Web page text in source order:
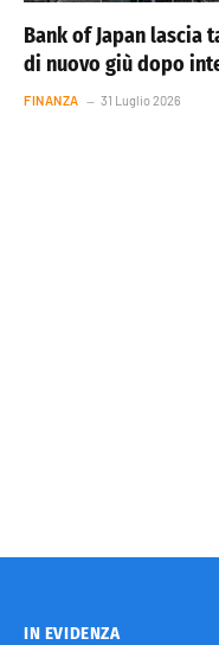
Bank of Japan lascia
di nuovo giù dopo
FINANZA 31 Luglio 2026
IN EVIDENZA